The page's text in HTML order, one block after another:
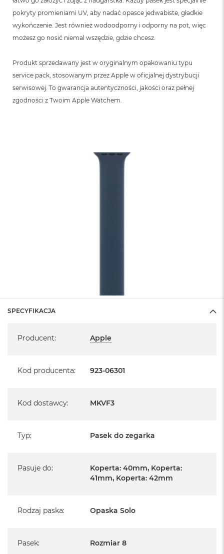
pokryty promieniami UV, aby nadać opasce jedwabiste, gładkie
wykończenie. Jest również wodoodporny i odporny na pot, więc
możesz go nosić niemal wszędzie, gdzie chcesz.
Produkt sprzedawany jest w oryginalnym opakowaniu typu
service pack, stosowanym przez Apple w oficjalnej dystrybucji
serwisowej. To gwarancja autentyczności, jakości oraz pełnej
zgodności z Twoim Apple Watchem.
SPECYFIKACJA
Producent: Apple
Kod producenta: 923-06301
Kod dostawcy: MKVF3
Typ: Pasek do zegarka
Pasuje do:
Koperta: 40mm, Koperta:
41mm, Koperta: 42mm
Rodzaj paska: Opaska Solo
Pasek: Rozmiar 8